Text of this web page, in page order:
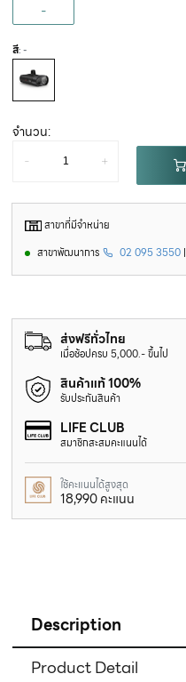
-
สี: -
จำนวน:
-
+
สาขาที่มีจำหน่าย
สาขาพัฒนาการ
02 095 3550|
ส่งฟรีทั่วไทย
เมื่อช้อปครบ 5,000.- ขึ้นไป
สินค้าแท้ 100%
รับประกันสินค้า
LIFE CLUB
สมาชิกสะสมคะแนนได้
ใช้คะแนนได้สูงสุด
18,990 คะแนน
Description
Product Detail